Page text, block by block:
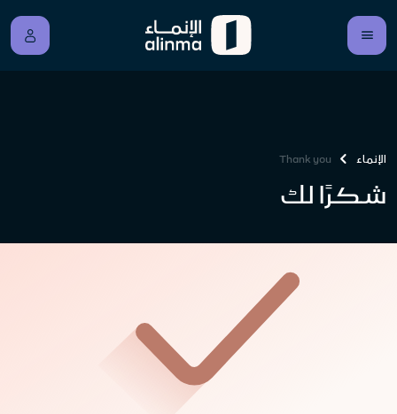
الإنماء Thank you
شكرًا لك